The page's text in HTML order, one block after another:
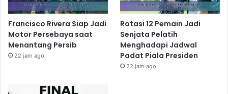
Francisco Rivera Siap Jadi
Motor Persebaya saat
Menantang Persib
22 jam ago
Rotasi 12 Pemain Jadi
Senjata Pelatih
Menghadapi Jadwal
Padat Piala Presiden
22 jam ago